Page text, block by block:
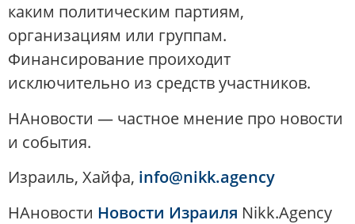
каким политическим партиям,
организациям или группам.
Финансирование проиходит
исключительно из средств участников.
НАновости — частное мнение про новости
и события.
Израиль, Хайфа, info@nikk.agency
НАновости Новости Израиля Nikk.Agency